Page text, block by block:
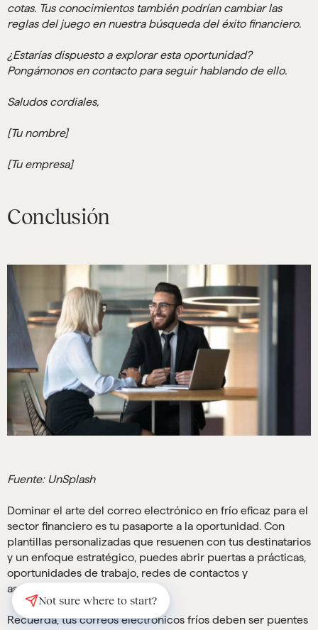
cotas. Tus conocimientos también podrían cambiar las
reglas del juego en nuestra búsqueda del éxito financiero.
¿Estarías dispuesto a explorar esta oportunidad?
Pongámonos en contacto para seguir hablando de ello.
Saludos cordiales,
[Tu nombre]
[Tu empresa]
Conclusión
Fuente: UnSplash
Dominar el arte del correo electrónico en frío eficaz para el
sector financiero es tu pasaporte a la oportunidad. Con
plantillas personalizadas que resuenen con tus destinatarios
y un enfoque estratégico, puedes abrir puertas a prácticas,
oportunidades de trabajo, redes de contactos y
asociaciones de inversión.
Recuerda, tus correos electrónicos fríos deben ser puentes
Not sure where to start?